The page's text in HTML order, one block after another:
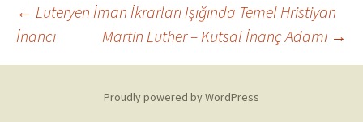
Post
navigation
← Luteryen İman İkrarları Işığında Temel Hristiyan
İnancı
Martin Luther – Kutsal İnanç Adamı →
Proudly powered by WordPress